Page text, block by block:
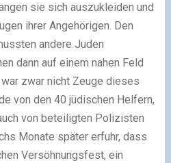
sie sich auszukleiden und
ihrer Angehörigen. Den
andere Juden
dann auf einem nahen Feld
zwar nicht Zeuge dieses
von den 40 jüdischen Helfern,
von beteiligten Polizisten
Monate später erfuhr, dass
Versöhnungsfest, ein